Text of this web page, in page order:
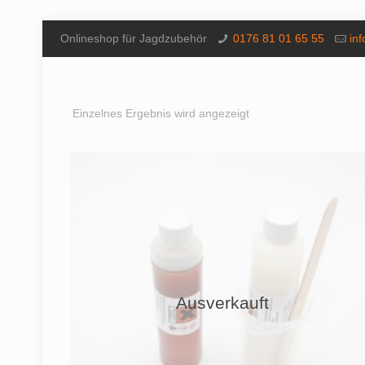
Onlineshop für Jagdzubehör 0176 81 01 65 55
Einzelnes Ergebnis wird angezeigt
Ausverkauft